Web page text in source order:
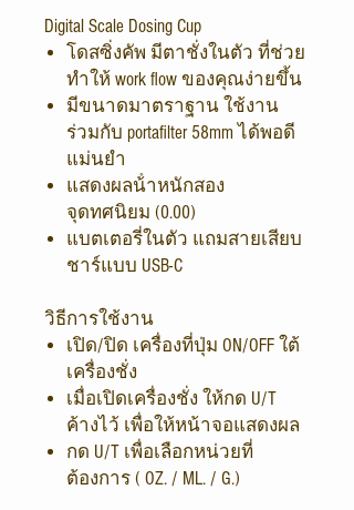
Digital Scale Dosing Cup
โดสซิ่งคัพ มีตาชั่งในตัว ที่ช่วย
ทําให้ work flow ของคุณง่ายขึ้น
มีขนาดมาตราฐาน ใช้งาน
ร่วมกับ portafilter 58mm ได้พอดี
แม่นยํา
แสดงผลน้ําหนักสอง
จุดทศนิยม (0.00)
แบตเตอรี่ในตัว แถมสายเสียบ
ชาร์แบบ USB-C
วิธีการใช้งาน
เปิด/ปิด เครื่องที่ปุ่ม ON/OFF ใต้
เครื่องชั่ง
เมื่อเปิดเครื่องชั่ง ให้กด U/T
ค้างไว้ เพื่อให้หน้าจอแสดงผล
กด U/T เพื่อเลือกหน่วยที่
ต้องการ ( OZ. / ML. / G.)